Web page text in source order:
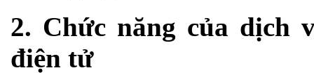
2. Chức năng của dịch
điện tử